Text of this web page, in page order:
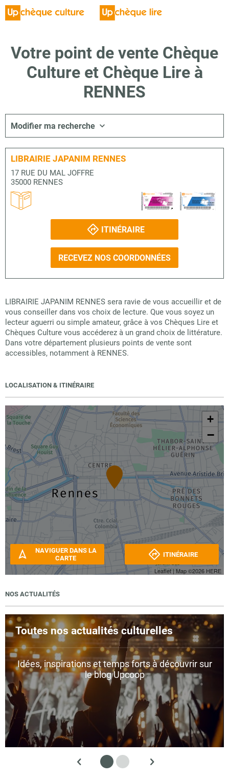
Votre point de vente Chèque
Culture et Chèque Lire à
RENNES
Modifier ma recherche
LIBRAIRIE JAPANIM RENNES
17 RUE DU MAL JOFFRE
35000 RENNES
ITINÉRAIRE
RECEVEZ NOS COORDONNÉES
LIBRAIRIE JAPANIM RENNES sera ravie de vous accueillir et de
vous conseiller dans vos choix de lecture. Que vous soyez un
lecteur aguerri ou simple amateur, grâce à vos Chèques Lire et
Chèques Culture vous accéderez à un grand choix de littérature.
Dans votre département plusieurs points de vente sont
accessibles, notamment à RENNES.
LOCALISATION & ITINÉRAIRE
+
−
Leaflet | Map ©2026 HERE
NAVIGUER DANS LA
CARTE
ITINÉRAIRE
NOS ACTUALITÉS
Toutes nos actualités culturelles
Idées, inspirations et temps forts à découvrir sur
le blog Upcoop